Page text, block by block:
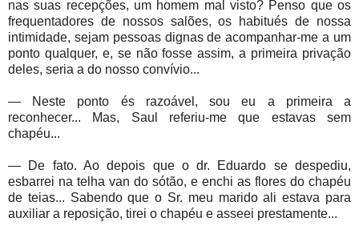
nas suas recepções, um homem mal visto? Penso que os
frequentadores de nossos salões, os habitués de nossa
intimidade, sejam pessoas dignas de acompanhar-me a um
ponto qualquer, e, se não fosse assim, a primeira privação
deles, seria a do nosso convívio...
— Neste ponto és razoável, sou eu a primeira a
reconhecer... Mas, Saul referiu-me que estavas sem
chapéu...
— De fato. Ao depois que o dr. Eduardo se despediu,
esbarrei na telha van do sótão, e enchi as flores do chapéu
de teias... Sabendo que o Sr. meu marido ali estava para
auxiliar a reposição, tirei o chapéu e asseei prestamente...